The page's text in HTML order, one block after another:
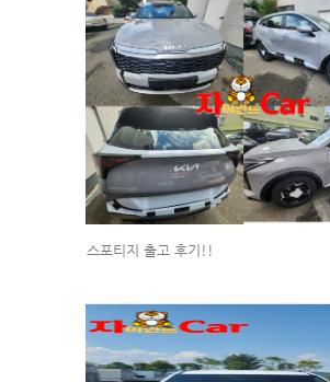
스포티지 출고 후기!!